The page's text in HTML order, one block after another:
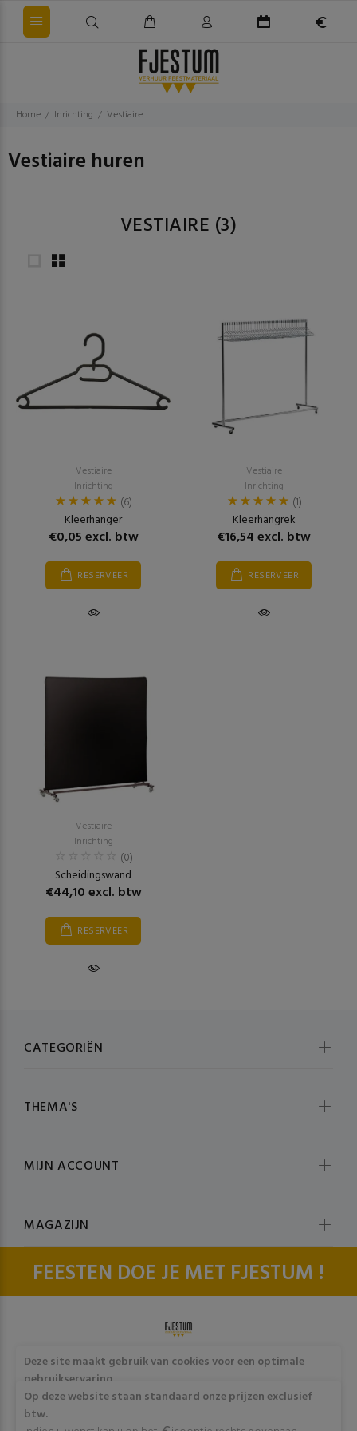
Home Inrichting Vestiaire
Vestiaire huren
VESTIAIRE (3)
Vestiaire
Inrichting
(6)
Kleerhanger
€0,05 excl. btw
RESERVEER
Vestiaire
Inrichting
(1)
Kleerhangrek
€16,54 excl. btw
RESERVEER
Vestiaire
Inrichting
(0)
Scheidingswand
€44,10 excl. btw
RESERVEER
FEESTEN DOE JE MET FJESTUM !
CATEGORIËN
THEMA'S
MIJN ACCOUNT
MAGAZIJN
© fjestum 2020-2026. All Rights ReservedCookie & Privacy
Deze site maakt gebruik van cookies voor een optimale
gebruikservaring
Door op "Akkoord" te klikken of verder gebruik te maken
van deze website gaat stemt u in met het gebruik van deze
Op deze website staan standaard onze prijzen exclusief
btw.